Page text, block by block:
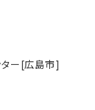
ター[広島市]